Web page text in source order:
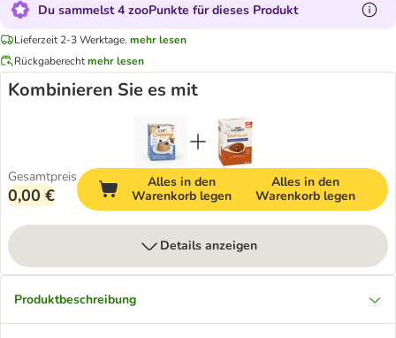
Du sammelst 4 zooPunkte für dieses Produkt
Lieferzeit 2-3 Werktage. mehr lesen
Rückgaberechtmehr lesen
Kombinieren Sie es mit
Gesamtpreis
0,00 €
Alles in den
Warenkorb legen
Alles in den
Warenkorb legen
Details anzeigen
Produktbeschreibung